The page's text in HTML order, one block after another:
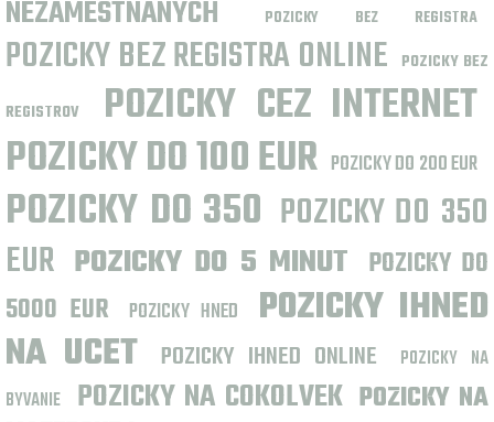
NEZAMESTNANYCH
POZICKY BEZ REGISTRA
POZICKY BEZ REGISTRA ONLINE
POZICKY BEZ
REGISTROV
POZICKY CEZ INTERNET
POZICKY DO 100 EUR POZICKY DO 200 EUR
POZICKY DO 350 POZICKY DO 350
EUR POZICKY DO 5 MINUT POZICKY DO
5000 EUR
POZICKY HNED
POZICKY IHNED
NA UCET
POZICKY IHNED ONLINE
POZICKY NA
BYVANIE
POZICKY NA COKOLVEK POZICKY NA